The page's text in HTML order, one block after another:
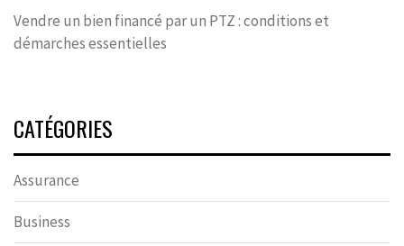
Vendre un bien financé par un PTZ : conditions et
démarches essentielles
CATÉGORIES
Assurance
Business